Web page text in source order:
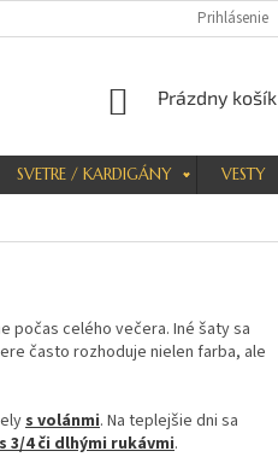
Prihlásenie
NÁKUPNÝ
Prázdny košík
SVETRE / KARDIGÁNY VESTY
počas celého večera. Iné šaty sa
často rozhoduje nielen farba, ale
s volánmi. Na teplejšie dni sa
s 3/4 či dlhými rukávmi.